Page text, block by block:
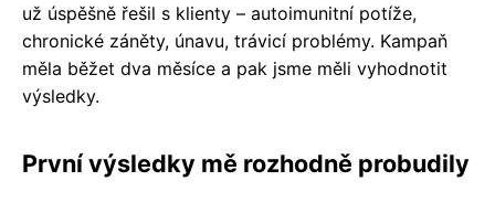
už úspěšně řešil s klienty – autoimunitní potíže,
chronické záněty, únavu, trávicí problémy. Kampaň
měla běžet dva měsíce a pak jsme měli vyhodnotit
výsledky.
První výsledky mě rozhodně probudily